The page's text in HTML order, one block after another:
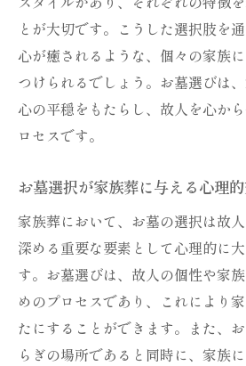
とが大切です。こうした選択肢を
心が癒されるような、個々の家族
つけられるでしょう。お墓選びは
心の平穏をもたらし、故人を心か
ロセスです。
お墓選択が家族葬に与える心理
家族葬において、お墓の選択は故
深める重要な要素として心理的に
す。お墓選びは、故人の個性や家
めのプロセスであり、これにより
たにすることができます。また、
らぎの場所であると同時に、家族